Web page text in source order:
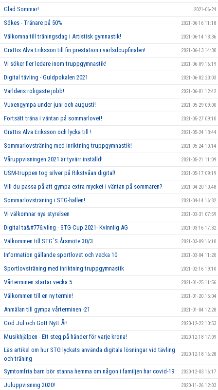
Glad Sommar! 2021-06-24
Sökes - Tränare på 50% 2021-06-16 11:18
Välkomna till träningsdag i Artistisk gymnastik! 2021-06-14 13:36
Grattis Alva Eriksson till fin prestation i värlsdcupfinalen! 2021-06-13 14:30
Vi söker fler ledare inom truppgymnastik! 2021-06-09 16:19
Digital tävling - Guldpokalen 2021 2021-06-02 20:03
Världens roligaste jobb! 2021-06-01 12:42
Vuxengympa under juni och augusti! 2021-05-29 09:00
Fortsätt träna i väntan på sommarlovet! 2021-05-27 09:10
Grattis Alva Eriksson och lycka till ! 2021-05-24 13:44
Sommarlovsträning med inriktning truppgymnastik! 2021-05-24 10:14
Våruppvisningen 2021 är tyvärr inställd! 2021-05-21 11:09
USM-truppen tog silver på Rikstvåan digital! 2021-05-17 09:19
Vill du passa på att gympa extra mycket i väntan på sommaren? 2021-04-20 10:48
Sommarlovsträning i STG-hallen! 2021-04-14 16:32
Vi välkomnar nya styrelsen 2021-03-31 07:59
Digital ta&#776;vling - STG-Cup 2021- Kvinnlig AG 2021-03-16 17:32
Välkommen till STG´S Årsmöte 30/3 2021-03-09 16:10
Information gällande sportlovet och vecka 10 2021-03-04 11:20
Sportlovsträning med inriktning truppgymnastik 2021-02-16 19:10
Vårterminen startar vecka 5 2021-01-25 11:56
Välkommen till en ny termin! 2021-01-20 15:04
Anmälan till gympa vårterminen -21 2021-01-04 12:28
God Jul och Gott Nytt År! 2020-12-22 10:53
Musikhjälpen - Ett steg på händer för varje krona! 2020-12-18 17:09
Läs artikel om hur STG lyckats använda digitala lösningar vid tävling
och träning
2020-12-18 16:28
Symtomfria barn bör stanna hemma om någon i familjen har covid-19 2020-12-03 16:17
Juluppvisning 2020! 2020-11-26 12:03